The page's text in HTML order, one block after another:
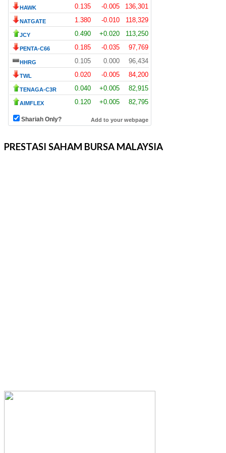
PRESTASI SAHAM BURSA MALAYSIA